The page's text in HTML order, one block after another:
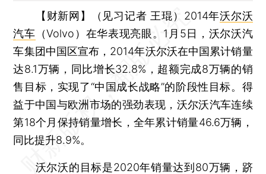
【财新网】（见习记者 王琨） 2014年沃尔沃
汽车 （Volvo）在华表现亮眼。1月5日，沃尔沃汽
车集团中国区宣布，2014年沃尔沃在中国累计销量
达8.1万辆，同比增长32.8%，超额完成8万辆的销
售目标，实现了“中国成长战略”的阶段性目标。得
益于中国与欧洲市场的强劲表现，沃尔沃汽车连续
第18个月保持销量增长，全年累计销量46.6万辆，
同比提升8.9%。
沃尔沃的目标是2020年销量达到80万辆，跻